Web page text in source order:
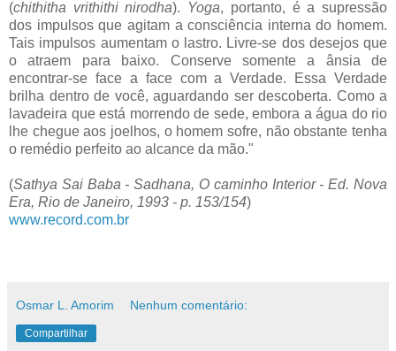
(chithitha vrithithi nirodha). Yoga, portanto, é a supressão
dos impulsos que agitam a consciência interna do homem.
Tais impulsos aumentam o lastro. Livre-se dos desejos que
o atraem para baixo. Conserve somente a ânsia de
encontrar-se face a face com a Verdade. Essa Verdade
brilha dentro de você, aguardando ser descoberta. Como a
lavadeira que está morrendo de sede, embora a água do rio
lhe chegue aos joelhos, o homem sofre, não obstante tenha
o remédio perfeito ao alcance da mão."
(Sathya Sai Baba - Sadhana, O caminho Interior - Ed. Nova
Era, Rio de Janeiro, 1993 - p. 153/154)
www.record.com.br
Osmar L. Amorim Nenhum comentário:
Compartilhar